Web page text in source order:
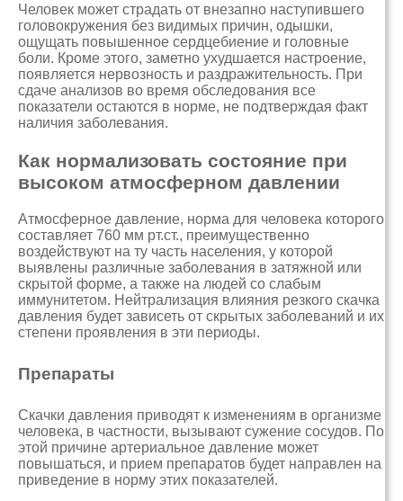
Человек может страдать от внезапно наступившего
головокружения без видимых причин, одышки,
ощущать повышенное сердцебиение и головные
боли. Кроме этого, заметно ухудшается настроение,
появляется нервозность и раздражительность. При
сдаче анализов во время обследования все
показатели остаются в норме, не подтверждая факт
наличия заболевания.
Как нормализовать состояние при
высоком атмосферном давлении
Атмосферное давление, норма для человека которого
составляет 760 мм рт.ст., преимущественно
воздействуют на ту часть населения, у которой
выявлены различные заболевания в затяжной или
скрытой форме, а также на людей со слабым
иммунитетом. Нейтрализация влияния резкого скачка
давления будет зависеть от скрытых заболеваний и их
степени проявления в эти периоды.
Препараты
Скачки давления приводят к изменениям в организме
человека, в частности, вызывают сужение сосудов. По
этой причине артериальное давление может
повышаться, и прием препаратов будет направлен на
приведение в норму этих показателей.